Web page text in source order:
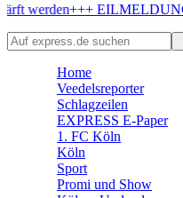
🏆
+++
Home
Veedelsreporter
Schlagzeilen
EXPRESS E-Paper
1. FC Köln
Köln
Sport
Promi und Show